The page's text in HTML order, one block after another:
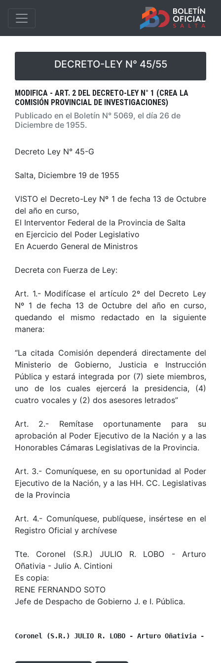
DECRETO-LEY N° 45/55
MODIFICA - ART. 2 DEL DECRETO-LEY N° 1 (CREA LA
COMISIÓN PROVINCIAL DE INVESTIGACIONES)
Publicado en el Boletín N° 5069, el día 26 de
Diciembre de 1955.
Decreto Ley N° 45-G
Salta, Diciembre 19 de 1955
VISTO el Decreto-Ley Nº 1 de fecha 13 de Octubre
del año en curso,
El Interventor Federal de la Provincia de Salta
en Ejercicio del Poder Legislativo
En Acuerdo General de Ministros
Decreta con Fuerza de Ley:
Art. 1.- Modifícase el artículo 2º del Decreto Ley
Nº 1 de fecha 13 de Octubre del año en curso,
quedando el mismo redactado en la siguiente
manera:
“La citada Comisión dependerá directamente del
Ministerio de Gobierno, Justicia e Instrucción
Pública y estará integrada por (7) siete miembros,
uno de los cuales ejercerá la presidencia, (4)
cuatro vocales y (2) dos asesores letrados”
Art. 2.- Remítase oportunamente para su
aprobación al Poder Ejecutivo de la Nación y a las
Honorables Cámaras Legislativas de la Provincia.
Art. 3.- Comuníquese, en su oportunidad al Poder
Ejecutivo de la Nación, y a las HH. CC. Legislativas
de la Provincia
Art. 4.- Comuníquese, publíquese, insértese en el
Registro Oficial y archívese
Tte. Coronel (S.R.) JULIO R. LOBO - Arturo
Oñativia - Julio A. Cintioni
Es copia:
RENE FERNANDO SOTO
Jefe de Despacho de Gobierno J. e I. Pública.
Coronel (S.R.) JULIO R. LOBO - Arturo Oñativia -